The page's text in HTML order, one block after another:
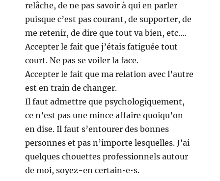
relâche, de ne pas savoir à qui en parler
puisque c’est pas courant, de supporter, de
me retenir, de dire que tout va bien, etc….
Accepter le fait que j’étais fatiguée tout
court. Ne pas se voiler la face.
Accepter le fait que ma relation avec l’autre
est en train de changer.
Il faut admettre que psychologiquement,
ce n’est pas une mince affaire quoiqu’on
en dise. Il faut s’entourer des bonnes
personnes et pas n’importe lesquelles. J’ai
quelques chouettes professionnels autour
de moi, soyez-en certain•e•s.